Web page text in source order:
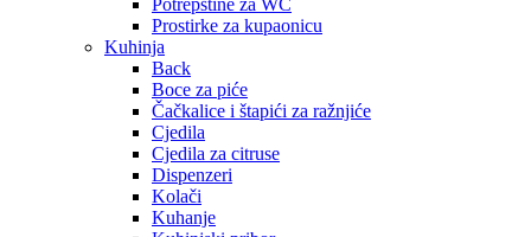
Potrepštine za WC
Prostirke za kupaonicu
Kuhinja
Back
Boce za piće
Čačkalice i štapići za ražnjiće
Cjedila
Cjedila za citruse
Dispenzeri
Kolači
Kuhanje